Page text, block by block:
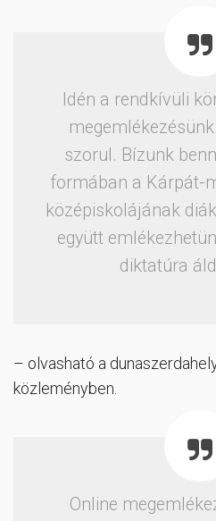
Idén a rendkívüli
szorul. Bízunk
formában a Kárpát-
középiskolájának
együtt
diktatúra
– olvasható a
közleményben.
Online